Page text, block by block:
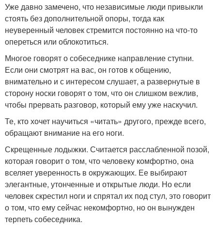
Уже давно замечено, что независимые люди привыкли
стоять без дополнительной опоры, тогда как
неуверенный человек стремится постоянно на что-то
опереться или облокотиться.
Многое говорят о собеседнике направление ступни.
Если они смотрят на вас, он готов к общению,
внимательно и с интересом слушает, а развернутые в
сторону носки говорят о том, что он слишком вежлив,
чтобы прервать разговор, который ему уже наскучил.
Те, кто хочет научиться «читать» другого, прежде всего,
обращают внимание на его ноги.
Скрещенные лодыжки. Считается расслабленной позой,
которая говорит о том, что человеку комфортно, она
вселяет уверенность в окружающих. Ее выбирают
элегантные, утонченные и открытые люди. Но если
человек скрестил ноги и спрятал их под стул, это говорит
о том, что ему сейчас некомфортно, но он вынужден
терпеть собеседника.